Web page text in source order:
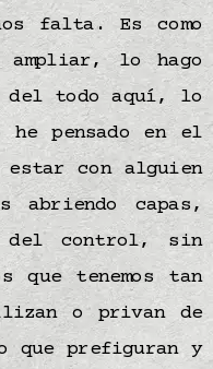
falta. Es como
lo hago
del todo aquí, lo
pensado en el
estar con alguien
abriendo capas,
control, sin
que tenemos tan
o privan de
que prefiguran y